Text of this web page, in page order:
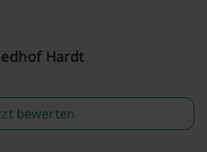
Hardt
bewerten